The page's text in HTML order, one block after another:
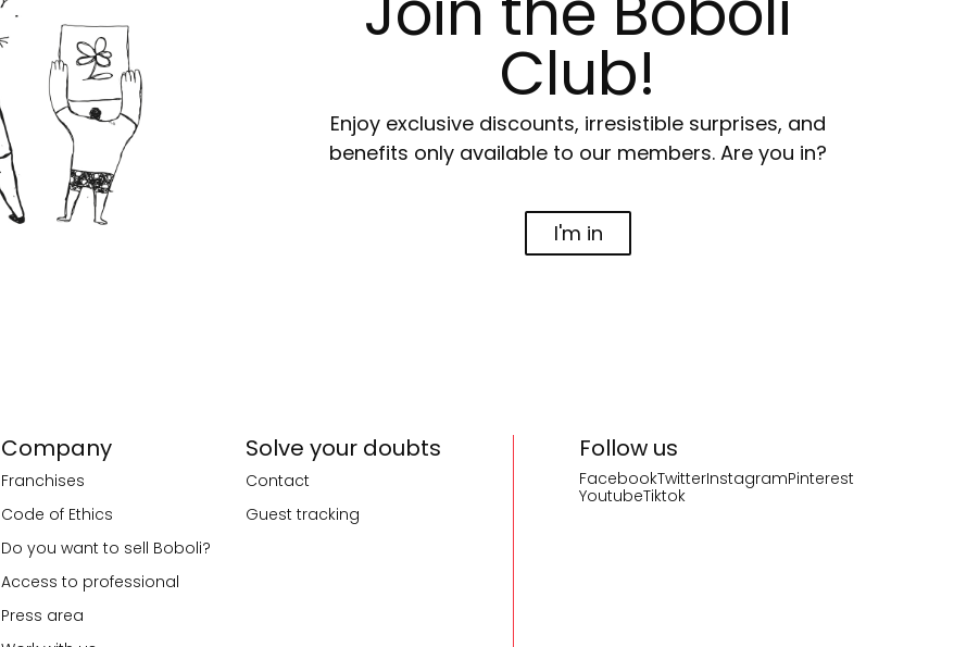
Club!
Enjoy exclusive discounts, irresistible surprises, and
benefits only available to our members. Are you in?
I'm in
Follow us
FacebookTwitterInstagramPinterest
YoutubeTiktok
Company
Franchises
Code of Ethics
Do you want to sell Boboli?
Access to professional
Press area
Solve your doubts
Contact
Guest tracking